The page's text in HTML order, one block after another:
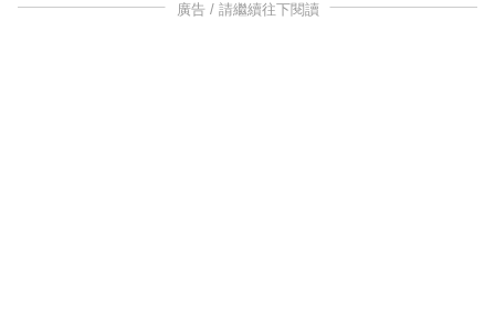
廣告 / 請繼續往下閱讀